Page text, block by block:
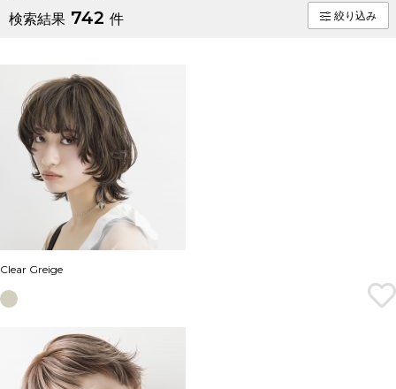
検索結果 742 件 絞り込み
Clear Greige